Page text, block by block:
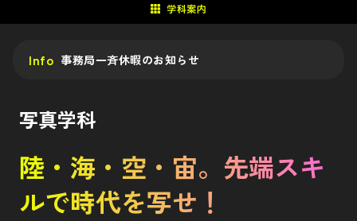
Info 事務局一斉休暇のお知らせ
写真学科
陸・海・空・宙。先端スキ
ルで時代を写せ！